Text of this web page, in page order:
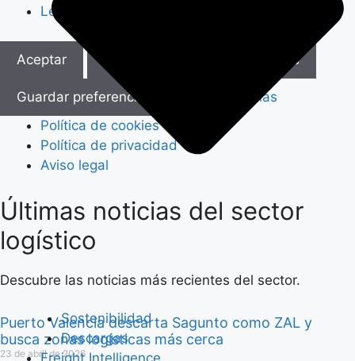
Leer más sobre estos propósitos
Aceptar Ver preferencias
Guardar preferencias
Ver preferencias
Política de cookies
Política de privacidad
Aviso legal
Saltar
al
contenido
Sostenibilidad
Descargas
Últimas noticias del sector
logístico
Descubre las noticias más recientes del sector.
Puerto Valencia descarta Sagunto como ZAL y
busca zonas logísticas más cerca
23 de abril de 2026